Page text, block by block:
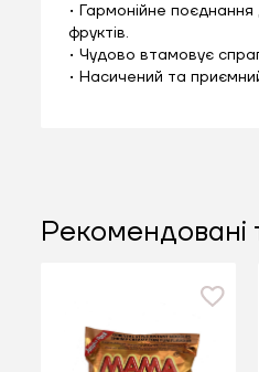
• Гармонійне поєднання
фруктів.
• Чудово втамовує
• Насичений та
Рекомендовані